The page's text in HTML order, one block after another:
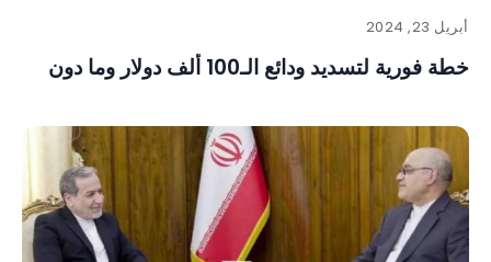
أبريل 23, 2024
خطة فورية لتسديد ودائع الـ100 ألف دولار وما دون